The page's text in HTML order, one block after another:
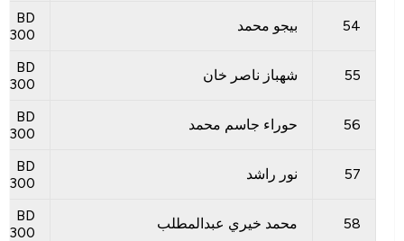
54 بيجو محمد
BD
300
55 شهباز ناصر خان
BD
300
56 حوراء جاسم محمد
BD
300
57 نور راشد
BD
300
58 محمد خيري عبدالمطلب
BD
300